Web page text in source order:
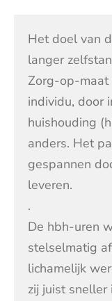
Het doel van
langer
Zorg-op-maat
individu, door
huishouding
anders. Het
gespannen
leveren.
.
De hbh-uren
stelselmatig
lichamelijk
zij juist sneller